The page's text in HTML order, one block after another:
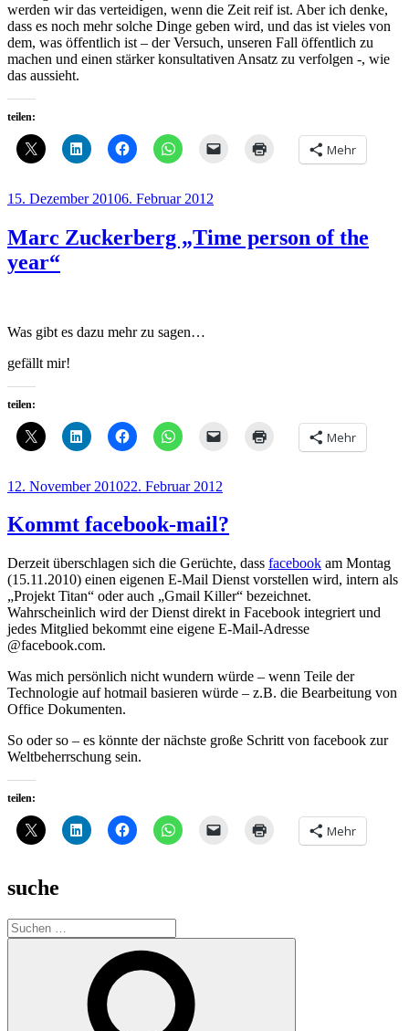
werden wir das verteidigen, wenn die Zeit reif ist. Aber ich denke,
dass es noch mehr solche Dinge geben wird, und das ist vieles von
dem, was öffentlich ist – der Versuch, unseren Fall öffentlich zu
machen und einen stärker konsultativen Ansatz zu verfolgen -, wie
das aussieht.
teilen:
Mehr
Veröffentlicht
15. Dezember 20106. Februar 2012
Marc Zuckerberg „Time person of the
year“
Was gibt es dazu mehr zu sagen…
gefällt mir!
teilen:
Mehr
Veröffentlicht
12. November 201022. Februar 2012
Kommt facebook-mail?
Derzeit überschlagen sich die Gerüchte, dass facebook am Montag
(15.11.2010) einen eigenen E-Mail Dienst vorstellen wird, intern als
„Projekt Titan“ oder auch „Gmail Killer“ bezeichnet.
Wahrscheinlich wird der Dienst direkt in Facebook integriert und
jedes Mitglied bekommt eine eigene E-Mail-Adresse
@facebook.com.
Was mich persönlich nicht wundern würde – wenn Teile der
Technologie auf hotmail basieren würde – z.B. die Bearbeitung von
Office Dokumenten.
So oder so – es könnte der nächste große Schritt von facebook zur
Weltbeherrschung sein.
teilen:
Mehr
suche
Suche
nach: